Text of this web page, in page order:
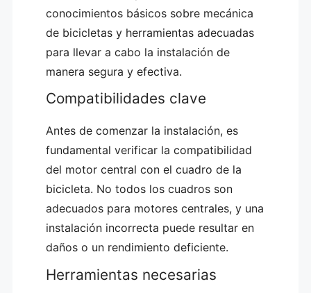
conocimientos básicos sobre mecánica
de bicicletas y herramientas adecuadas
para llevar a cabo la instalación de
manera segura y efectiva.
Compatibilidades clave
Antes de comenzar la instalación, es
fundamental verificar la compatibilidad
del motor central con el cuadro de la
bicicleta. No todos los cuadros son
adecuados para motores centrales, y una
instalación incorrecta puede resultar en
daños o un rendimiento deficiente.
Herramientas necesarias